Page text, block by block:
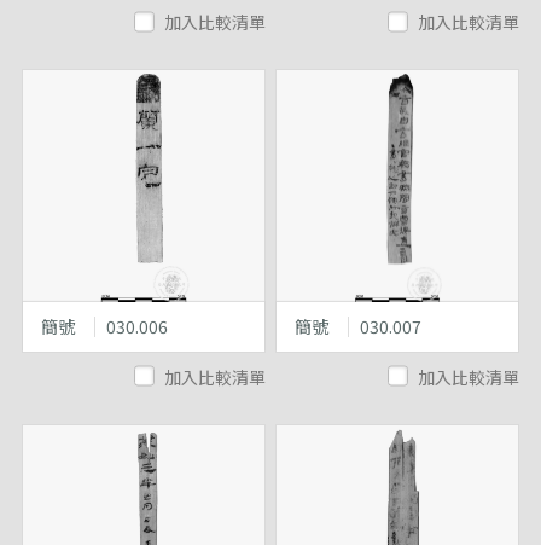
加入比較清單 加入比較清單
簡號 030.006
加入比較清單
簡號 030.007
加入比較清單